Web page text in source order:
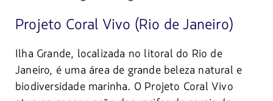
Projeto Coral Vivo (Rio de Janeiro)
Ilha Grande, localizada no litoral do Rio de
Janeiro, é uma área de grande beleza natural e
biodiversidade marinha. O Projeto Coral Vivo